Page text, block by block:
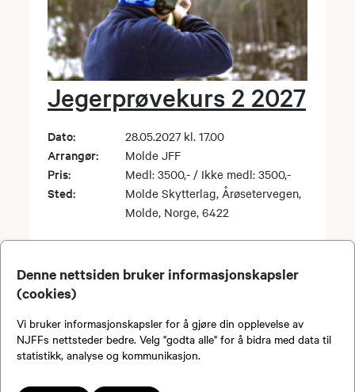
Denne nettsiden bruker informasjonskapsler
(cookies)
Vi bruker informasjonskapsler for å gjøre din opplevelse av
NJFFs nettsteder bedre. Velg "godta alle" for å bidra med data til
statistikk, analyse og kommunikasjon.
Jegerprøvekurs 2 2027
Dato: 28.05.2027 kl. 17.00
Arrangør: Molde JFF
Pris: Medl: 3500,- / Ikke medl: 3500,-
Sted:
Molde Skytterlag, Årøsetervegen,
Molde, Norge, 6422
Viser 1-3av3
Bli medlem!